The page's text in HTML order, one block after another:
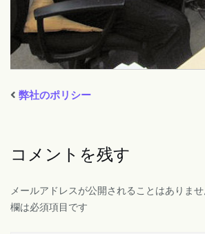
弊社のポリシー
コメントを残す
メールアドレスが公開されることはありませ
欄は必須項目です